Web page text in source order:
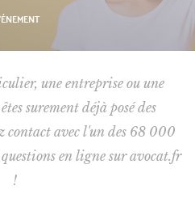
une entreprise ou une
surement déjà posé des
contact avec l'un des 68 000
questions en ligne sur avocat.fr
!